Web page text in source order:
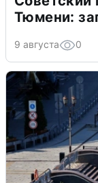
Тюмени:
9 августа 0